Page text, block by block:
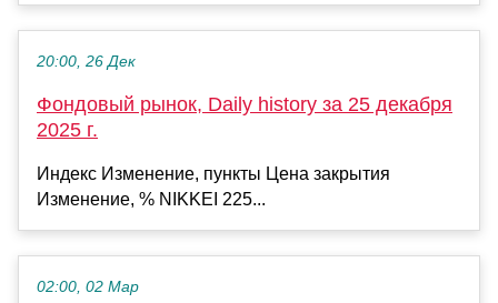
20:00, 26 Дек
Фондовый рынок, Daily history за 25 декабря
2025 г.
Индекс Изменение, пункты Цена закрытия
Изменение, % NIKKEI 225...
02:00, 02 Мар